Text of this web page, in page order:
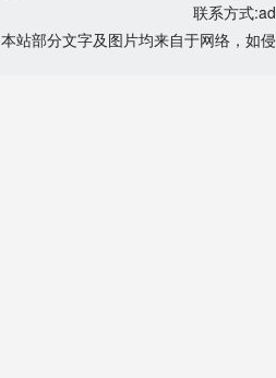
联系方式
本站部分文字及图片均来自于网络，如